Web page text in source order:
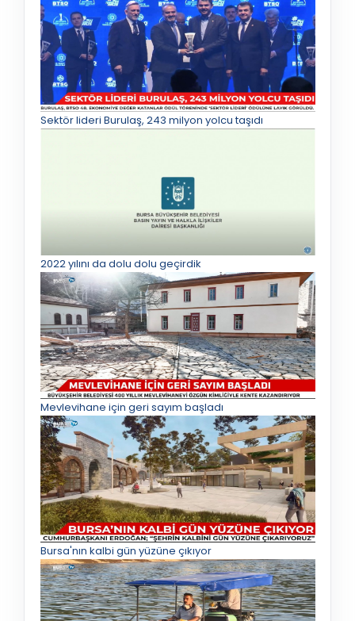
Sektör lideri Burulaş, 243 milyon yolcu taşıdı
2022 yılını da dolu dolu geçirdik
Mevlevihane için geri sayım başladı
Bursa'nın kalbi gün yüzüne çıkıyor